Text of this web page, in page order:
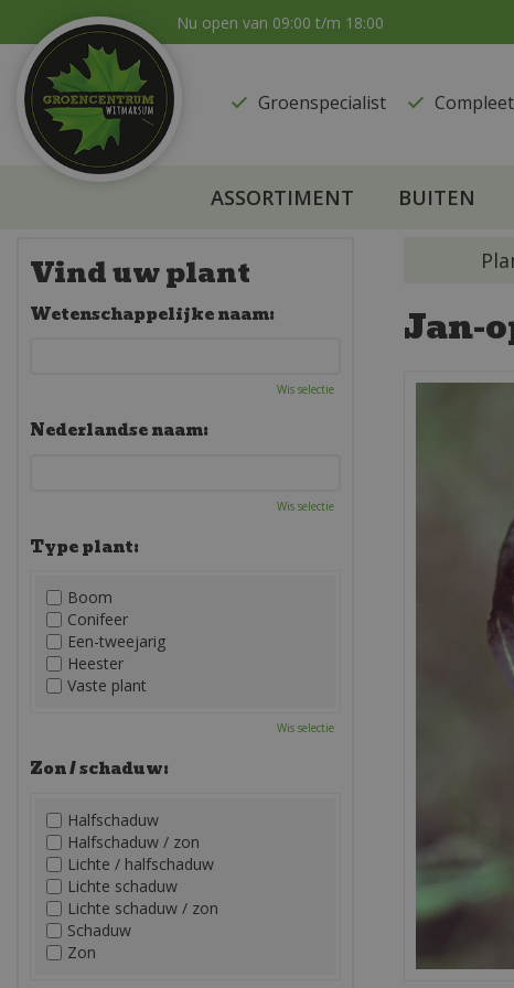
naar
content
Nu open van 09:00 t/m 18:00
Groenspecialist
ASSORTIMENT BUITEN
Jan-
Vind uw plant
Wetenschappelijke naam:
Wis selectie
Nederlandse naam:
Wis selectie
Type plant:
Boom
Conifeer
Een-tweejarig
Heester
Vaste plant
Wis selectie
Zon / schaduw:
Halfschaduw
Halfschaduw / zon
Lichte / halfschaduw
Lichte schaduw
Lichte schaduw / zon
Schaduw
Zon